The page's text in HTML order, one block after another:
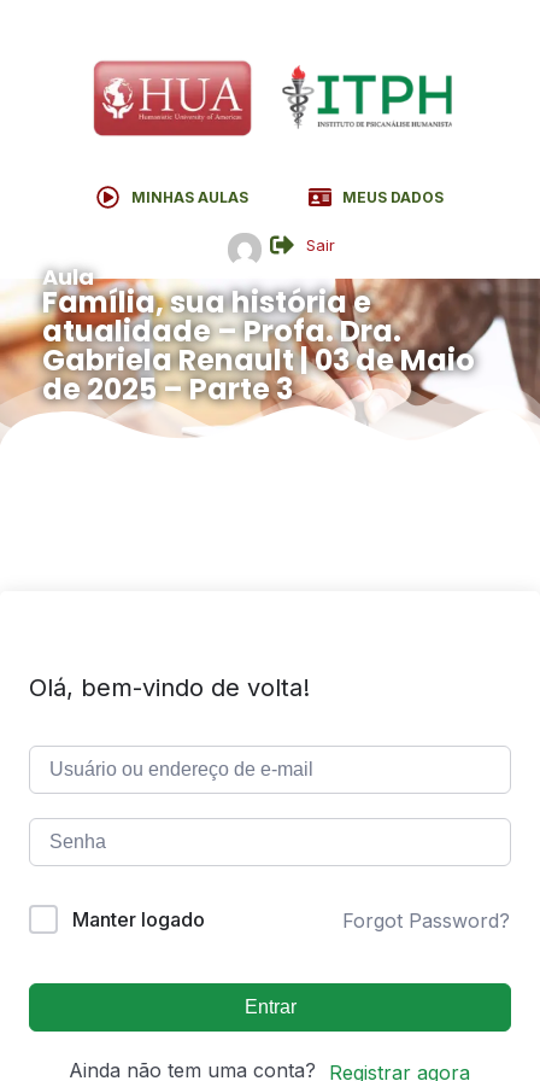
MINHAS AULAS MEUS DADOS
Sair
Aula
Família, sua história e
atualidade – Profa. Dra.
Gabriela Renault | 03 de Maio
de 2025 – Parte 3
Olá, bem-vindo de volta!
Manter logado Forgot Password?
Entrar
Ainda não tem uma conta? Registrar agora